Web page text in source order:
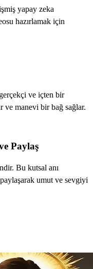
yapay zeka
hazırlamak için
ve içten bir
ve manevi bir bağ sağlar.
Paylaş
Bu kutsal anı
umut ve sevgiyi